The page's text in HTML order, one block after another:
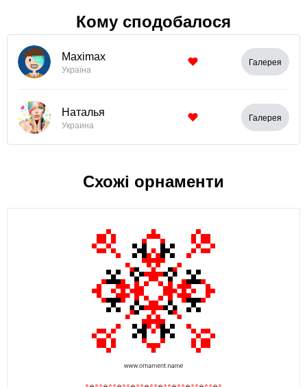
Кому сподобалося
Maximax
Україна
Галерея
Наталья
Украина
Галерея
Схожі орнаменти